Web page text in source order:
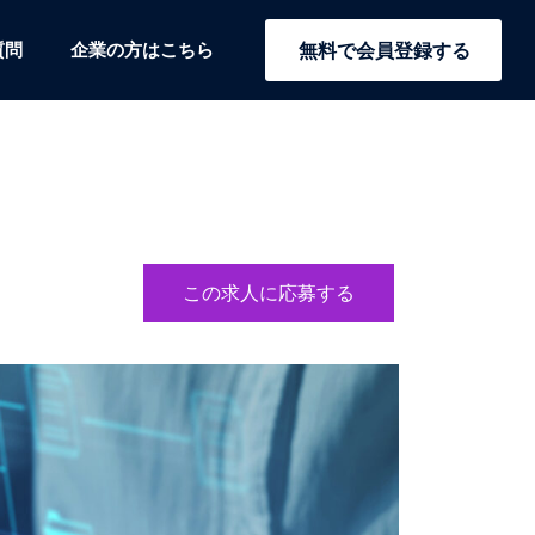
企業の方はこちら 無料で会員登録する
この求人に応募する